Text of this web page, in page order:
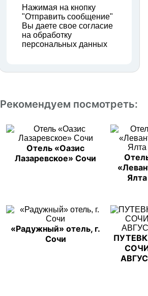
Нажимая на кнопку
"Отправить сообщение"
Вы даете свое согласие
на обработку
персональных данных
Рекомендуем посмотреть:
Отель «Оазис
Лазаревское» Сочи
Ялта
«Радужный» отель, г.
Сочи